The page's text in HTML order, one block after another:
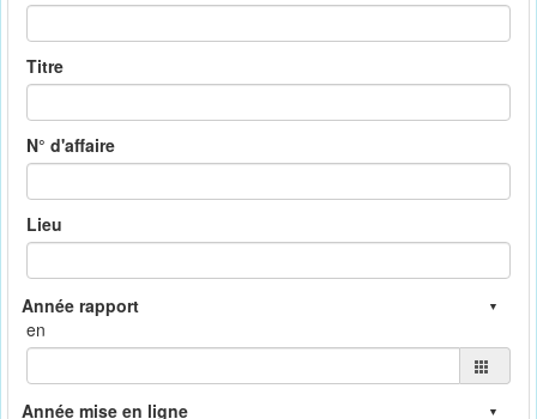
Titre
N° d'affaire
Lieu
en